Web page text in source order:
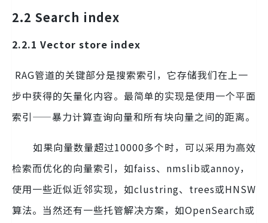
2.2 Search index
2.2.1 Vector store index
RAG管道的关键部分是搜索索引，它存储我们在上一
步中获得的矢量化内容。最简单的实现是使用一个平面
索引——暴力计算查询向量和所有块向量之间的距离。
如果向量数量超过10000多个时，可以采用为高效
检索而优化的向量索引，如faiss、nmslib或annoy，
使用一些近似近邻实现，如clustring、trees或HNSW
算法。当然还有一些托管解决方案，如OpenSearch或